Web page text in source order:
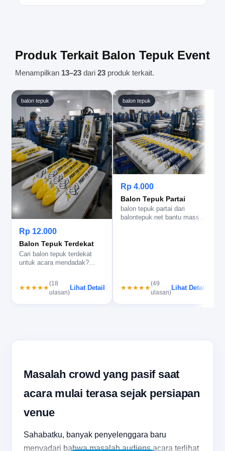
Produk Terkait Balon Tepuk Event
Menampilkan 13–23 dari 23 produk terkait.
balon tepuk
Rp 12.000
Balon Tepuk Terdekat
Cari balon tepuk terdekat
untuk acara mendadak?
★★★★★
(18
ulasan)
Lihat Detail
balon tepuk
Rp 4.000
Balon Tepuk Partai
balon tepuk partai dari
balontepuk.net bantu massa
★★★★★
(49
ulasan)
Lihat Detail
Masalah crowd yang pasif saat
acara mulai terasa sejak persiapan
venue
Sahabatku, banyak penyelenggara baru
menyadari bahwa masalah audiens acara terlihat